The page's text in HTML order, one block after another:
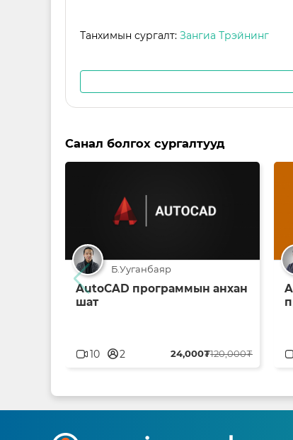
Танхимын сургалт: Зангиа Трэйнинг
Санал болгох сургалтууд
Б.Ууганбаяр
AutoCAD программын анхан
шат
24,000₮120,000₮
10 userblank2